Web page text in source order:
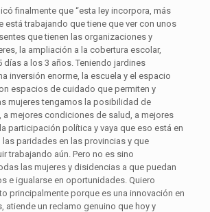
finalmente que “esta ley incorpora, más
está trabajando que tiene que ver con unos
que tienen las organizaciones y
la ampliación a la cobertura escolar,
a los 3 años. Teniendo jardines
inversión enorme, la escuela y el espacio
espacios de cuidado que permiten y
mujeres tengamos la posibilidad de
a mejores condiciones de salud, a mejores
participación política y vaya que eso está en
paridades en las provincias y que
trabajando aún. Pero no es sino
las mujeres y disidencias a que puedan
e igualarse en oportunidades. Quiero
principalmente porque es una innovación en
atiende un reclamo genuino que hoy y